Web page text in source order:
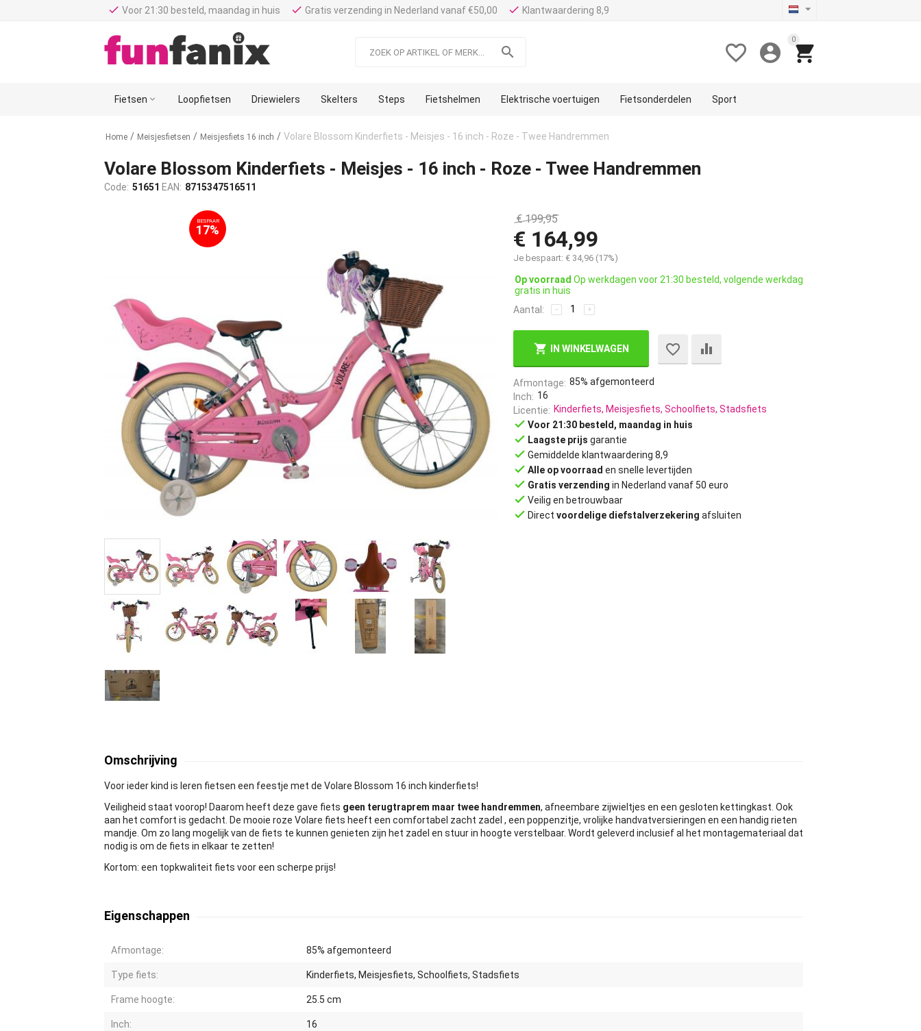
done Voor 21:30 besteld, maandag in huis done Gratis verzending in Nederland vanaf €50,00 done Klantwaardering 8,9

0



Fietsen  Loopfietsen Driewielers Skelters Steps Fietshelmen Elektrische voertuigen Fietsonderdelen Sport
Home / Meisjesfietsen / Meisjesfiets 16 inch / Volare Blossom Kinderfiets - Meisjes - 16 inch - Roze - Twee Handremmen
Volare Blossom Kinderfiets - Meisjes - 16 inch - Roze - Twee Handremmen
Code: 51651 EAN: 8715347516511
BESPAAR
17%
€199,95
€ 164,99
Je bespaart:€ 34,96 (17%)
Op voorraad Op werkdagen voor 21:30 besteld, volgende werkdag
gratis in huis
Aantal:
+
−
IN WINKELWAGEN
Afmontage 85% afgemonteerd
Inch
16
Licentie
Kinderfiets, Meisjesfiets, Schoolfiets, Stadsfiets
done Voor 21:30 besteld, maandag in huis
done Laagste prijs garantie
done Gemiddelde klantwaardering 8,9
done Alle op voorraad en snelle levertijden
done Gratis verzending in Nederland vanaf 50 euro
done Veilig en betrouwbaar
done Directvoordelige diefstalverzekering afsluiten
Omschrijving
Voor ieder kind is leren fietsen een feestje met de Volare Blossom 16 inch kinderfiets!
Veiligheid staat voorop! Daarom heeft deze gave fiets geen terugtraprem maar twee handremmen, afneembare zijwieltjes en een gesloten kettingkast. Ook
aan het comfort is gedacht. De mooie roze Volare fiets heeft een comfortabel zacht zadel , een poppenzitje, vrolijke handvatversieringen en een handig rieten
mandje. Om zo lang mogelijk van de fiets te kunnen genieten zijn het zadel en stuur in hoogte verstelbaar. Wordt geleverd inclusief al het montagemateriaal dat
nodig is om de fiets in elkaar te zetten!
Kortom: een topkwaliteit fiets voor een scherpe prijs!
Eigenschappen
Afmontage: 85% afgemonteerd
Type fiets: Kinderfiets, Meisjesfiets, Schoolfiets, Stadsfiets
Frame hoogte: 25.5 cm
Inch: 16